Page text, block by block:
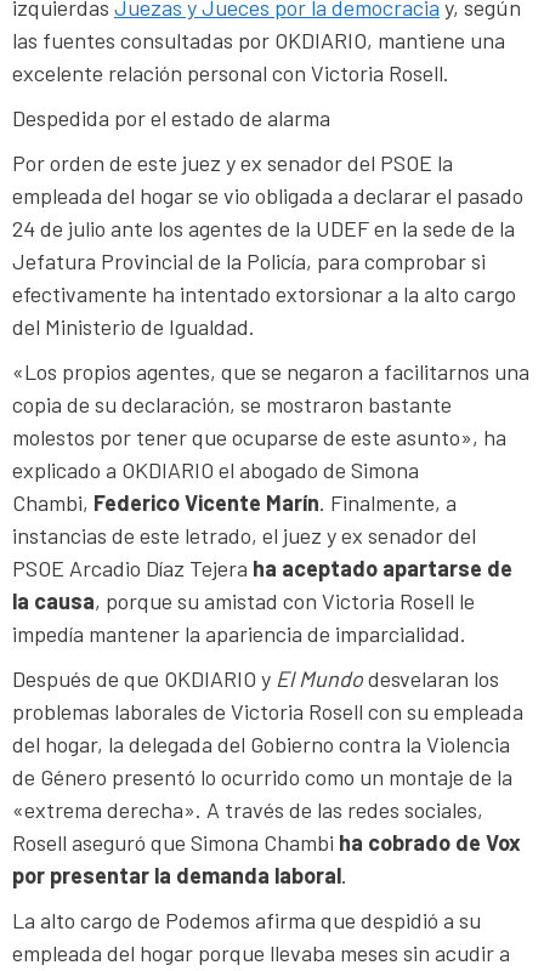
izquierdas Juezas y Jueces por la democracia y, según
las fuentes consultadas por OKDIARIO, mantiene una
excelente relación personal con Victoria Rosell.
Despedida por el estado de alarma
Por orden de este juez y ex senador del PSOE la
empleada del hogar se vio obligada a declarar el pasado
24 de julio ante los agentes de la UDEF en la sede de la
Jefatura Provincial de la Policía, para comprobar si
efectivamente ha intentado extorsionar a la alto cargo
del Ministerio de Igualdad.
«Los propios agentes, que se negaron a facilitarnos una
copia de su declaración, se mostraron bastante
molestos por tener que ocuparse de este asunto», ha
explicado a OKDIARIO el abogado de Simona
Chambi, Federico Vicente Marín. Finalmente, a
instancias de este letrado, el juez y ex senador del
PSOE Arcadio Díaz Tejera ha aceptado apartarse de
la causa, porque su amistad con Victoria Rosell le
impedía mantener la apariencia de imparcialidad.
Después de que OKDIARIO y El Mundodesvelaran los
problemas laborales de Victoria Rosell con su empleada
del hogar, la delegada del Gobierno contra la Violencia
de Género presentó lo ocurrido como un montaje de la
«extrema derecha». A través de las redes sociales,
Rosell aseguró que Simona Chambi ha cobrado de Vox
por presentar la demanda laboral.
La alto cargo de Podemos afirma que despidió a su
empleada del hogar porque llevaba meses sin acudir a